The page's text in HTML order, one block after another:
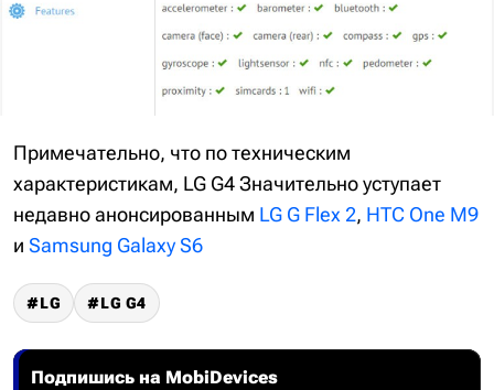
Примечательно, что по техническим
характеристикам, LG G4 Значительно уступает
недавно анонсированным LG G Flex 2, HTC One M9
и Samsung Galaxy S6
LG LG G4
Подпишись на MobiDevices